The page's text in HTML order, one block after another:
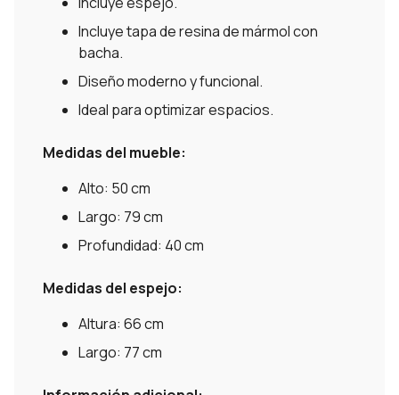
Incluye tapa de resina de mármol con
bacha.
Diseño moderno y funcional.
Ideal para optimizar espacios.
Medidas del mueble:
Alto: 50 cm
Largo: 79 cm
Profundidad: 40 cm
Medidas del espejo:
Altura: 66 cm
Largo: 77 cm